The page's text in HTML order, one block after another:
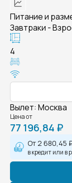
Питание и
Завтраки -
4
Вылет: Москва
Цена от
77 196,84 ₽
От2 680,45
в кредит или в